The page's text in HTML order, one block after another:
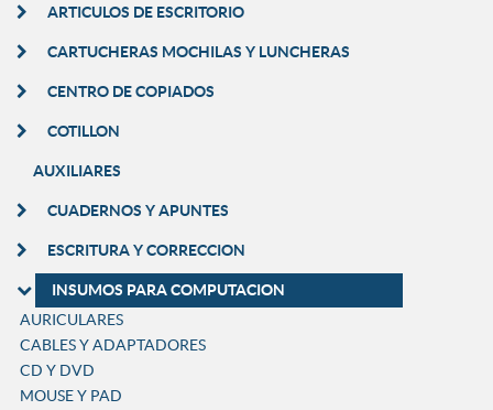
ARTICULOS DE ESCRITORIO
CARTUCHERAS MOCHILAS Y LUNCHERAS
CENTRO DE COPIADOS
COTILLON
AUXILIARES
CUADERNOS Y APUNTES
ESCRITURA Y CORRECCION
INSUMOS PARA COMPUTACION
AURICULARES
CABLES Y ADAPTADORES
CD Y DVD
MOUSE Y PAD